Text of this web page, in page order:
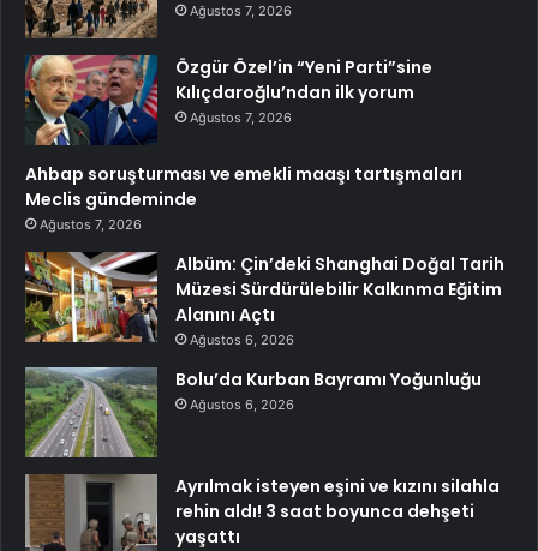
Ağustos 7, 2026
Özgür Özel’in “Yeni Parti”sine
Kılıçdaroğlu’ndan ilk yorum
Ağustos 7, 2026
Ahbap soruşturması ve emekli maaşı tartışmaları
Meclis gündeminde
Ağustos 7, 2026
Albüm: Çin’deki Shanghai Doğal Tarih
Müzesi Sürdürülebilir Kalkınma Eğitim
Alanını Açtı
Ağustos 6, 2026
Bolu’da Kurban Bayramı Yoğunluğu
Ağustos 6, 2026
Ayrılmak isteyen eşini ve kızını silahla
rehin aldı! 3 saat boyunca dehşeti
yaşattı